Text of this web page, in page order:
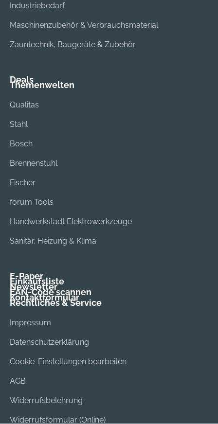
Industriebedarf
Maschinenzubehör & Verbrauchsmaterial
Zauntechnik, Baugeräte & Zubehör
Deals
Themenwelten
Qualitas
Stahl
Bosch
Brennenstuhl
Fischer
forum Tools
Handwerkstadt Elektrowerkzeuge
Sanitär, Heizung & Klima
E-Paper
Einkaufsliste
Newsletter
EAN-Code scannen
Kontaktformular
Rechtliches & Service
Impressum
Datenschutzerklärung
Cookie-Einstellungen bearbeiten
AGB
Widerrufsbelehrung
Widerrufsformular (Online)